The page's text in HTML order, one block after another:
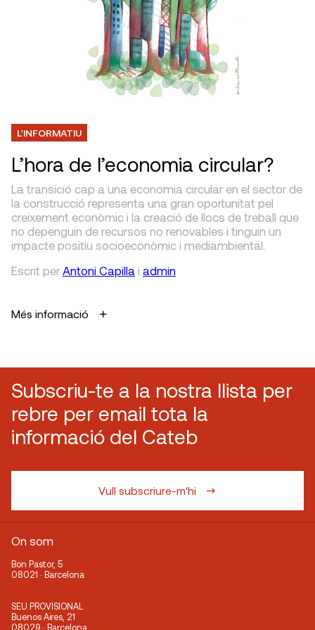
L'INFORMATIU
L’hora de l’economia circular?
La transició cap a una economia circular en el sector de
la construcció representa una gran oportunitat pel
creixement econòmic i la creació de llocs de treball que
no depenguin de recursos no renovables i tinguin un
impacte positiu socioeconòmic i mediambiental.
Escrit per Antoni Capilla i admin
Més informació
Subscriu-te a la nostra llista per
rebre per email tota la
informació del Cateb
Vull subscriure-m'hi
On som
Bon Pastor, 5
08021 · Barcelona
SEU PROVISIONAL
Buenos Aires, 21
08029 · Barcelona